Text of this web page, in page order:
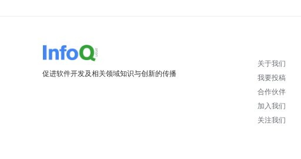
促进软件开发及相关领域知识与创新的传播
关于我们
我要投稿
合作伙伴
加入我们
关注我们